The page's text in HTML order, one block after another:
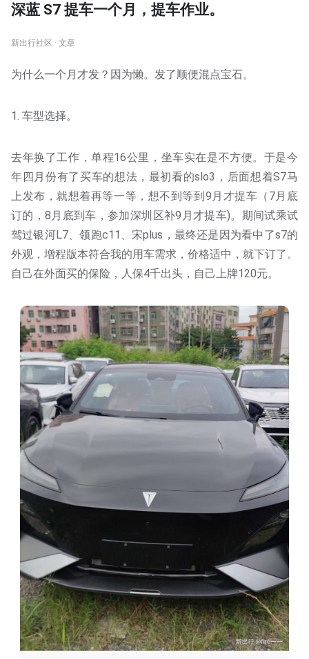
深蓝 S7 提车一个月，提车作业。
新出行社区 · 文章
为什么一个月才发？因为懒。发了顺便混点宝石。
1. 车型选择。
去年换了工作，单程16公里，坐车实在是不方便。于是今
年四月份有了买车的想法，最初看的slo3，后面想着S7马
上发布，就想着再等一等，想不到等到9月才提车（7月底
订的，8月底到车，参加深圳区补9月才提车)。期间试乘试
驾过银河L7、领跑c11、宋plus，最终还是因为看中了s7的
外观，增程版本符合我的用车需求，价格适中，就下订了。
自己在外面买的保险，人保4千出头，自己上牌120元。